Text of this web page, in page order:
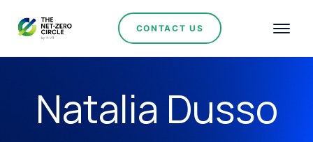
CONTACT US
Natalia Dusso